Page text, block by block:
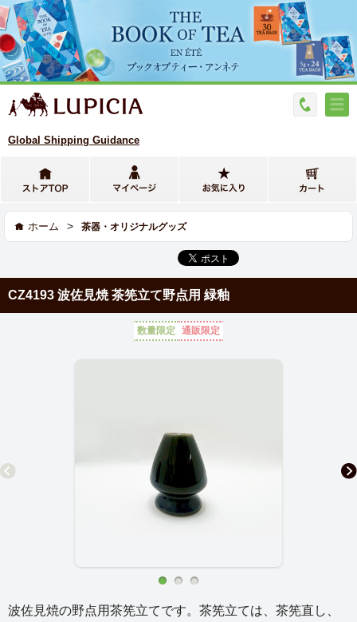
Global Shipping Guidance
ホーム > 茶器・オリジナルグッズ
CZ4193 波佐見焼 茶筅立て野点用 緑釉
数量限定 通販限定
波佐見焼の野点用茶筅立てです。茶筅立ては、茶筅直し、